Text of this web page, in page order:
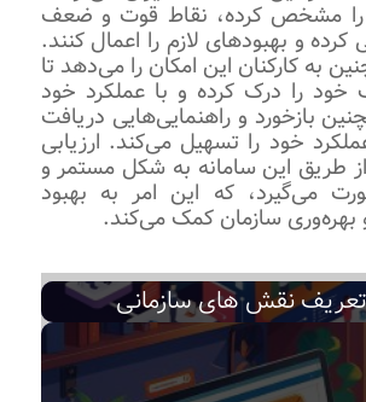
را مشخص کرده، نقاط قوت و ضعف
کرده و بهبودهای لازم را اعمال کنند.
به کارکنان این امکان را می‌دهد تا
خود را درک کرده و با عملکرد خود
بازخورد و راهنمایی‌هایی دریافت
خود را تسهیل می‌کند. ارزیابی
از طریق این سامانه به شکل مستمر و
می‌گیرد، که این امر به بهبود
بهره‌وری سازمان کمک می‌کند.
تعریف نقش های سازمانی